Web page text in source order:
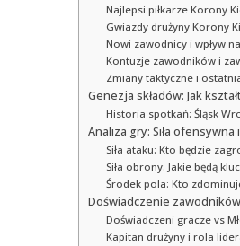
Najlepsi piłkarze Korony
Gwiazdy drużyny Korony
Nowi zawodnicy i wpływ
Kontuzje zawodników i
Zmiany taktyczne i
Genezja składów: Jak
Historia spotkań: Śląsk
Analiza gry: Siła
Siła ataku: Kto będzie
Siła obrony: Jakie będą
Środek pola: Kto
Doświadczenie
Doświadczeni gracze vs
Kapitan drużyny i rola